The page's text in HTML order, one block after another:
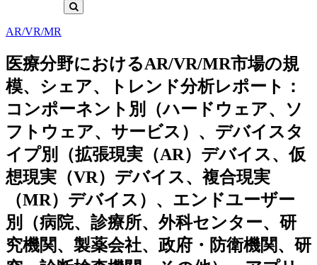
AR/VR/MR
医療分野におけるAR/VR/MR市場の規
模、シェア、トレンド分析レポート：
コンポーネント別（ハードウェア、ソ
フトウェア、サービス）、デバイスタ
イプ別（拡張現実（AR）デバイス、仮
想現実（VR）デバイス、複合現実
（MR）デバイス）、エンドユーザー
別（病院、診療所、外科センター、研
究機関、製薬会社、政府・防衛機関、研